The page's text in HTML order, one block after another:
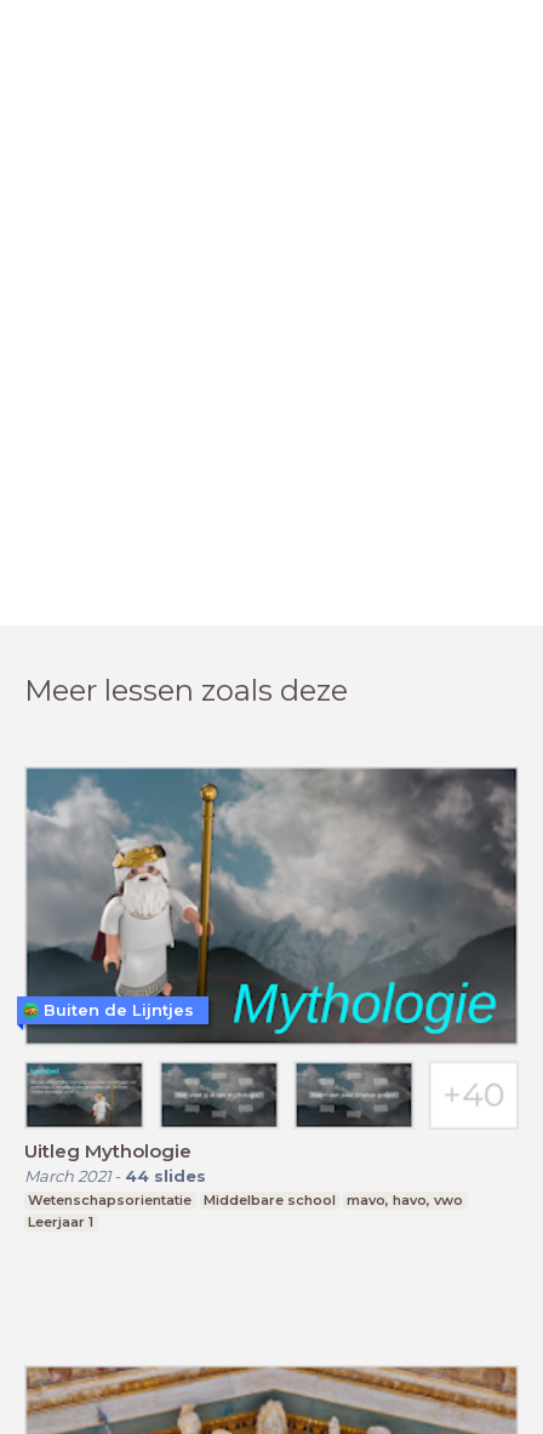
Meer lessen zoals deze
Uitleg Mythologie
March 2021- 44 slides
Wetenschapsorientatie Middelbare school
mavo, havo, vwo
Leerjaar 1
Buiten de Lijntjes